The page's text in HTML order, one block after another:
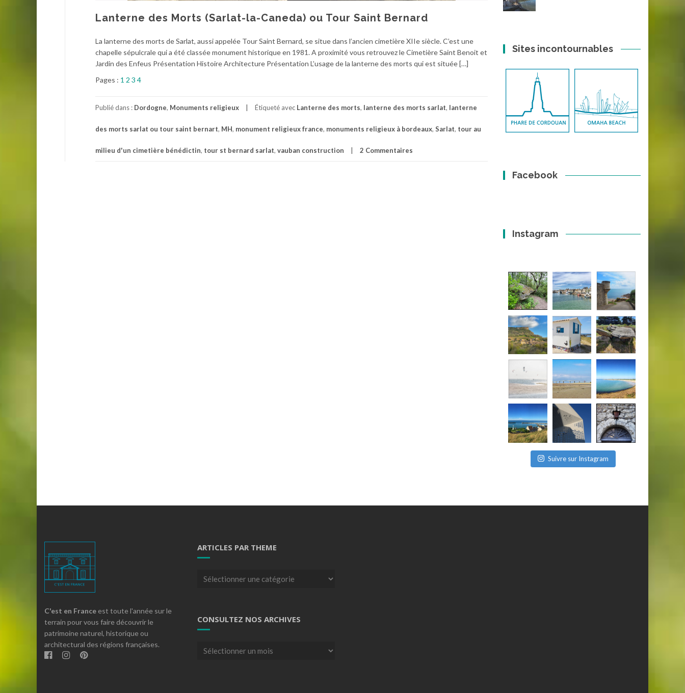
Lanterne des Morts (Sarlat-la-Caneda) ou Tour Saint Bernard
La lanterne des morts de Sarlat, aussi appelée Tour Saint Bernard, se situe dans l’ancien cimetière XIIe siècle. C’est une
chapelle sépulcrale qui a été classée monument historique en 1981. A proximité vous retrouvez le Cimetière Saint Benoit et
Jardin des Enfeus Présentation Histoire Architecture Présentation L’usage de la lanterne des morts qui est située […]
Pages : 1 2 3 4
Publié dans : Dordogne, Monuments religieux Étiqueté avec Lanterne des morts, lanterne des morts sarlat, lanterne
des morts sarlat ou tour saint bernart, MH, monument religieux france, monuments religieux à bordeaux, Sarlat, tour au
milieu d'un cimetière bénédictin, tour st bernard sarlat, vauban construction 2 Commentaires
Sites incontournables
Facebook
Instagram
Suivre sur Instagram
C'est en France est toute l'année sur le
terrain pour vous faire découvrir le
patrimoine naturel, historique ou
architectural des régions françaises.
ARTICLES PAR THEME
Articles
CONSULTEZ NOS ARCHIVES
Consultez